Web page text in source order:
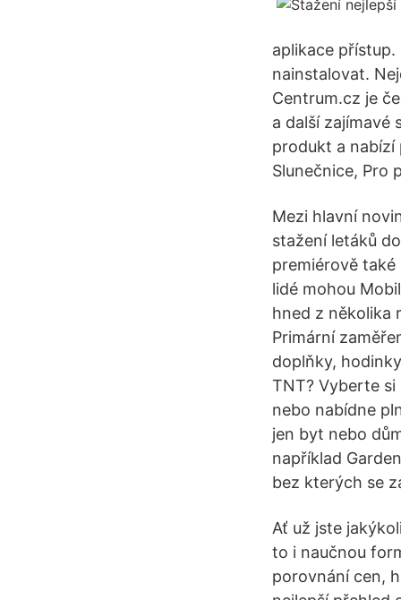
aplikace
nainstalovat.
Centrum.cz je
a další zajímavé
produkt a nabízí
Slunečnice, Pro
Mezi hlavní
stažení letáků
premiérově také
lidé mohou
hned z několika
Primární
doplňky,
TNT? Vyberte si
nebo nabídne
jen byt nebo
například
bez kterých se
Ať už jste
to i naučnou
porovnání cen,